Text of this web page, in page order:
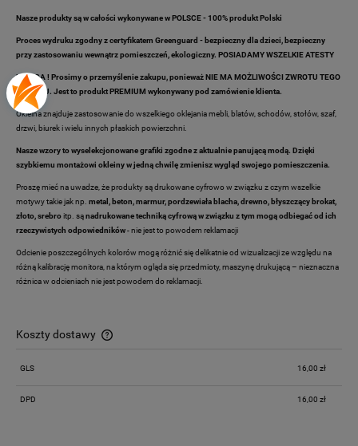
Nasze produkty są w całości wykonywane w POLSCE - 100% produkt Polski
Proces wydruku zgodny z certyfikatem Greenguard - bezpieczny dla dzieci, bezpieczny
przy zastosowaniu wewnątrz pomieszczeń, ekologiczny. POSIADAMY WSZELKIE ATESTY
UWAGA ! Prosimy o przemyślenie zakupu, ponieważ NIE MA MOŻLIWOŚCI ZWROTU TEGO
TOWARU. Jest to produkt PREMIUM wykonywany pod zamówienie klienta.
Okleina znajduje zastosowanie do wszelkiego oklejania mebli, blatów, schodów, stołów, szaf,
drzwi, biurek i wielu innych płaskich powierzchni.
Nasze wzory to wyselekcjonowane grafiki zgodne z aktualnie panującą modą. Dzięki
szybkiemu montażowi okleiny w jedną chwilę zmienisz wygląd swojego pomieszczenia.
Proszę mieć na uwadze, że produkty są drukowane cyfrowo w związku z czym wszelkie
motywy takie jak np. metal, beton, marmur, pordzewiała blacha, drewno, błyszczący brokat,
złoto, srebroitp. sąnadrukowane techniką cyfrową w związku z tym mogą odbiegać od ich
rzeczywistych odpowiedników- nie jest to powodem reklamacji
Odcienie poszczególnych kolorów mogą różnić się delikatnie od wizualizacji ze względu na
różną kalibrację monitora, na którym ogląda się przedmioty, maszynę drukującą – nieznaczna
różnica w odcieniach nie jest powodem do reklamacji.
Koszty dostawy
Cena nie zawiera ewentualnych kosztów płatności
GLS 16,00 zł
DPD 16,00 zł